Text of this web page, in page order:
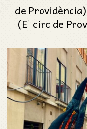
de
(El circ de